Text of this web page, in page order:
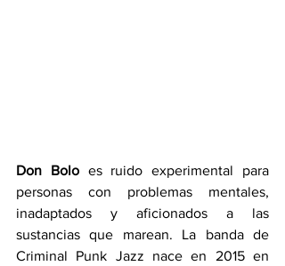
Don Bolo es ruido experimental para
personas con problemas mentales,
inadaptados y aficionados a las
sustancias que marean. La banda de
Criminal Punk Jazz nace en 2015 en